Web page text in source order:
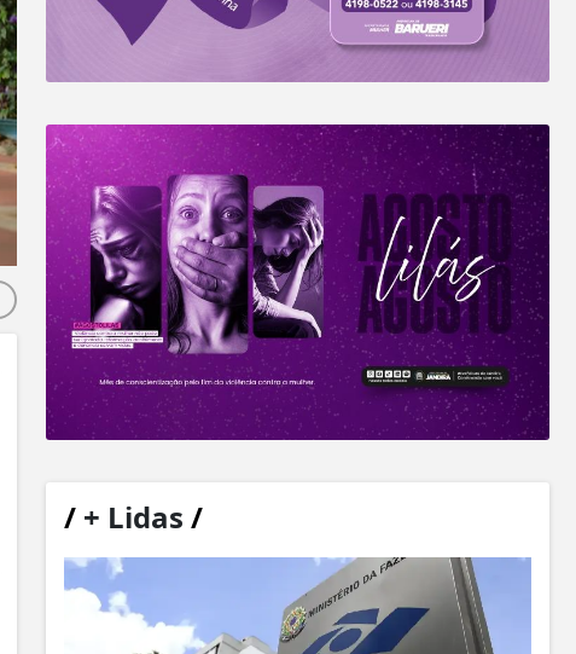
/+ Lidas /